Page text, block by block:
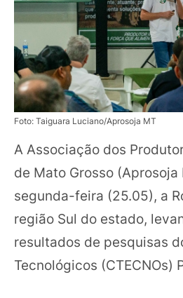
Foto: Taiguara Luciano/Aprosoja MT
A Associação dos
de Mato Grosso
segunda-feira (25.05), a
região Sul do estado,
resultados de pesquisas
Tecnológicos (CTECNOs)